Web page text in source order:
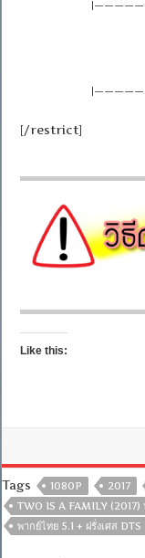
[/restrict]
Like this:
Tags 1080P 2017
TWO IS A FAMILY (2017)
พากย์ไทย 5.1 + ฝรั่งเศส DTS